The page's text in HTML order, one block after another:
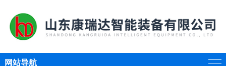
网站导航